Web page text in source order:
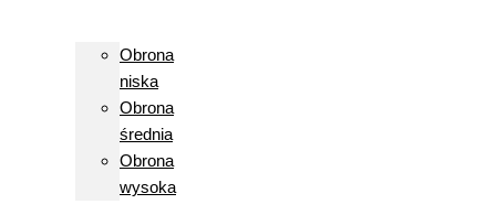
Obrona
niska
Obrona
średnia
Obrona
wysoka